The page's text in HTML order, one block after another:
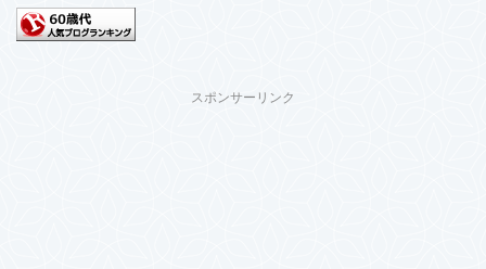
スポンサーリンク